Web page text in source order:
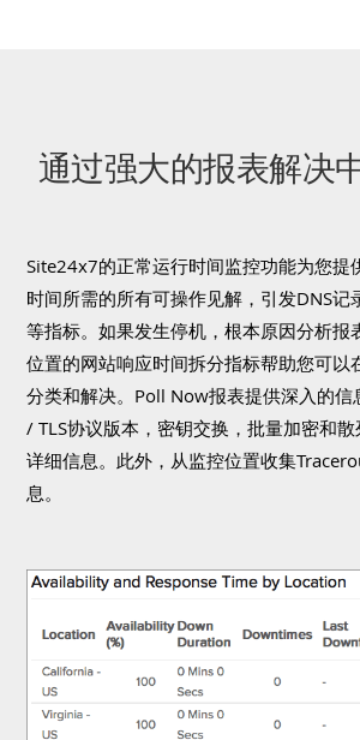
通过强大的报表解决
Site24x7的正常运行时间监控功能为您提
时间所需的所有可操作见解，引发DNS记
等指标。如果发生停机，根本原因分析报
位置的网站响应时间拆分指标帮助您可以
分类和解决。Poll Now报表提供深入的信
/ TLS协议版本，密钥交换，批量加密和
详细信息。此外，从监控位置收集
息。